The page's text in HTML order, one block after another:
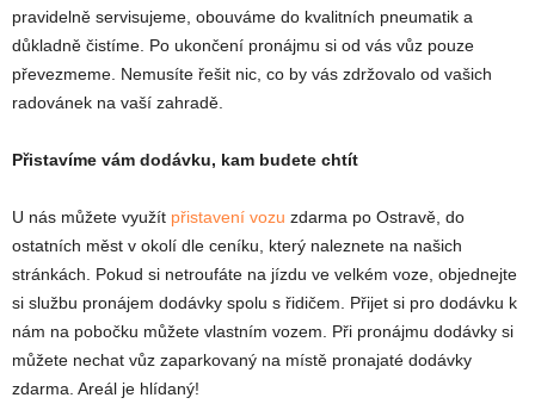
pravidelně servisujeme, obouváme do kvalitních pneumatik a
důkladně čistíme. Po ukončení pronájmu si od vás vůz pouze
převezmeme. Nemusíte řešit nic, co by vás zdržovalo od vašich
radovánek na vaší zahradě.
Přistavíme vám dodávku, kam budete chtít
U nás můžete využít přistavení vozu zdarma po Ostravě, do
ostatních měst v okolí dle ceníku, který naleznete na našich
stránkách. Pokud si netroufáte na jízdu ve velkém voze, objednejte
si službu pronájem dodávky spolu s řidičem. Přijet si pro dodávku k
nám na pobočku můžete vlastním vozem. Při pronájmu dodávky si
můžete nechat vůz zaparkovaný na místě pronajaté dodávky
zdarma. Areál je hlídaný!